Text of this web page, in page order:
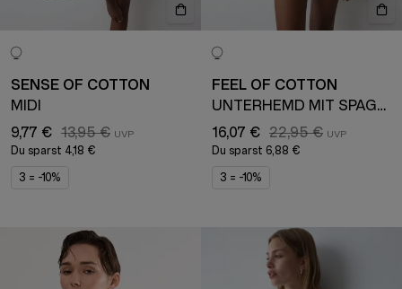
SENSE OF COTTON
MIDI
9,77 € 13,95 €
Du sparst 4,18 €
3 = -10%
FEEL OF COTTON
UNTERHEMD MIT SPAGHETTITRÄGERN
16,07 € 22,95 €
Du sparst 6,88 €
3 = -10%